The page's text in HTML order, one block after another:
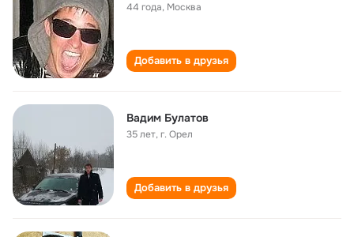
44 года, Москва
Добавить в друзья
Вадим Булатов
35 лет,г. Орел
Добавить в друзья